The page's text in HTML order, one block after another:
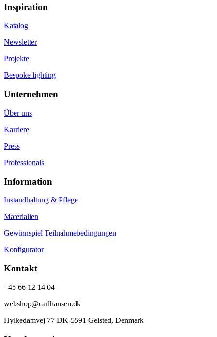
Inspiration
Katalog
Newsletter
Projekte
Bespoke lighting
Unternehmen
Über uns
Karriere
Press
Professionals
Information
Instandhaltung & Pflege
Materialien
Gewinnspiel Teilnahmebedingungen
Konfigurator
Kontakt
+45 66 12 14 04
webshop@carlhansen.dk
Hylkedamvej 77 DK-5591 Gelsted, Denmark